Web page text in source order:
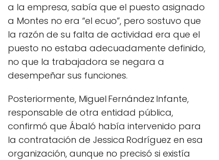
a la empresa, sabía que el puesto asignado
a Montes no era “el ecuo”, pero sostuvo que
la razón de su falta de actividad era que el
puesto no estaba adecuadamente definido,
no que la trabajadora se negara a
desempeñar sus funciones.
Posteriormente, Miguel Fernández Infante,
responsable de otra entidad pública,
confirmó que Ábaló había intervenido para
la contratación de Jessica Rodríguez en esa
organización, aunque no precisó si existía